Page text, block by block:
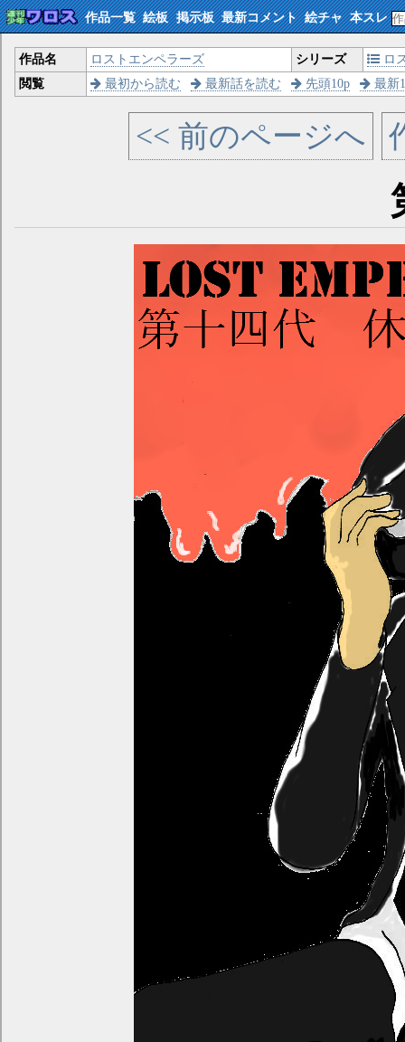
作品一覧 絵板 掲示板 最新コメント 絵チャ 本スレ
作品名 ロストエンペラーズ シリーズ
ロ
閲覧
最初から読む 最新話を読む 先頭10p 最新
<< 前のページへ